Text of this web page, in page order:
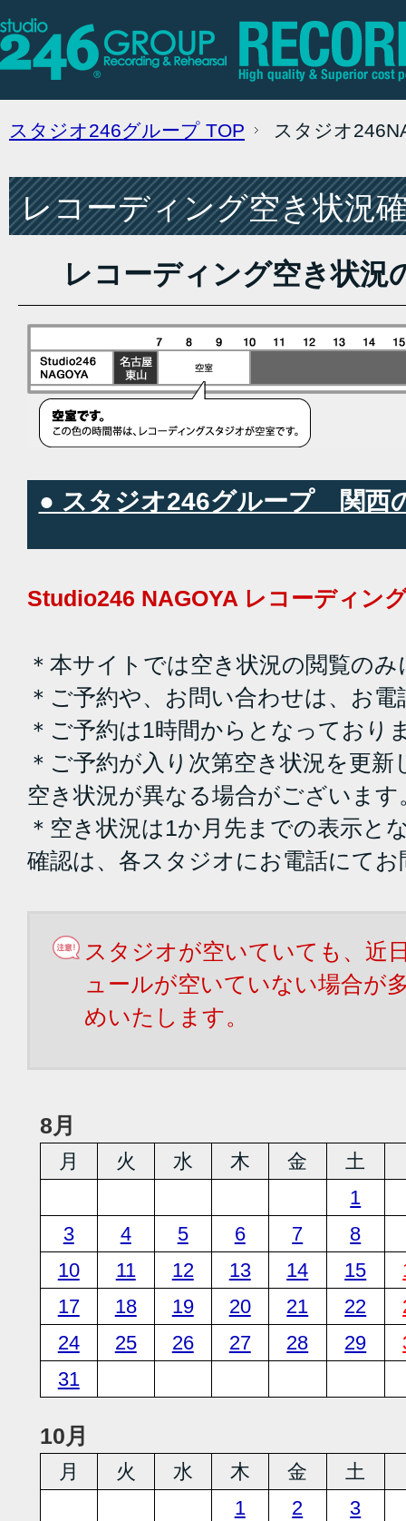
スタジオ246グループ TOP スタジオ
レコーディング空き状況
レコーディング空き状況
● スタジオ246グループ 関西
Studio246 NAGOYA レコーディン
＊本サイトでは空き状況の閲覧の
＊ご予約や、お問い合わせは、お
＊ご予約は1時間からとなっており
＊ご予約が入り次第空き状況を更
空き状況が異なる場合がございます
＊空き状況は1か月先までの表示と
確認は、各スタジオにお電話にて
スタジオが空いていても、近
ュールが空いていない場合が
めいたします。
8月
月 火 水 木 金 土
1
3
4 5 6 7
8
10
11 12 13 14 15
17
18 19 20 21 22
24
25 26 27 28 29
31
10月
月 火 水 木 金 土
1
2
3